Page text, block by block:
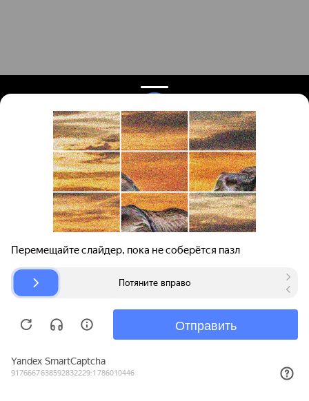
Поиск запчастей
Для автокомпаний
Авторазборки
О проекте
Помощь
Карта сайта
© bibinet.ru - система поиска запчастей,
Copyright 2010-2026 Все права защищены